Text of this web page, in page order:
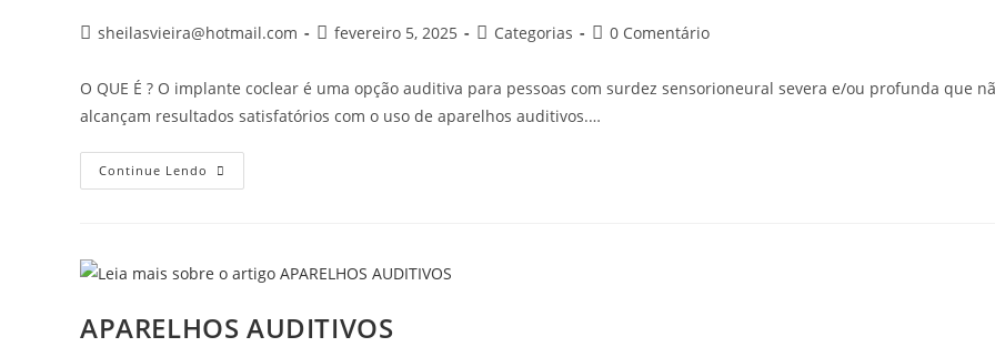
Autor
sheilasvieira@hotmail.com
Postfevereiro 5, 2025
Categoria
Categorias
Comentários
0 Comentário
O QUE É ? O implante coclear é uma opção auditiva para pessoas com surdez sensorioneural severa e/ou profunda que
alcançam resultados satisfatórios com o uso de aparelhos auditivos.…
Continue Lendo IMPLANTE
COCLEAR
APARELHOS AUDITIVOS